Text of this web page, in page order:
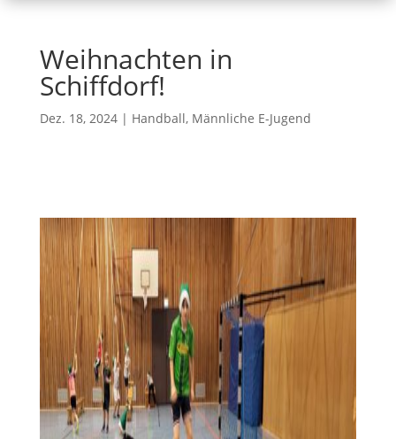
Weihnachten in
Schiffdorf!
Dez. 18, 2024| Handball, Männliche E-Jugend